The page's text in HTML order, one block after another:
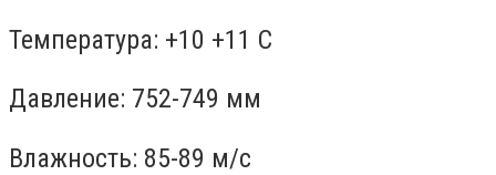
Температура: +10 +11 С
Давление: 752-749 мм
Влажность: 85-89 м/с